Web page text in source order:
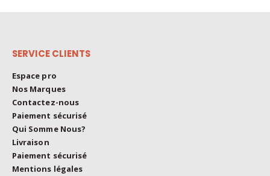
SERVICE CLIENTS
Espace pro
Nos Marques
Contactez-nous
Paiement sécurisé
Qui Somme Nous?
Livraison
Paiement sécurisé
Mentions légales